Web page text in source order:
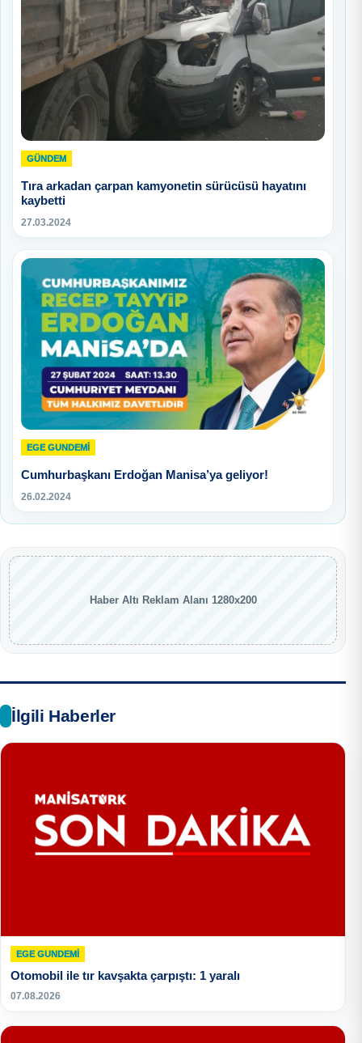
GÜNDEM
Tıra arkadan çarpan kamyonetin sürücüsü hayatını
kaybetti
27.03.2024
EGE GUNDEMİ
Cumhurbaşkanı Erdoğan Manisa’ya geliyor!
26.02.2024
Haber Altı Reklam Alanı 1280x200
İlgili Haberler
EGE GUNDEMİ
Otomobil ile tır kavşakta çarpıştı: 1 yaralı
07.08.2026